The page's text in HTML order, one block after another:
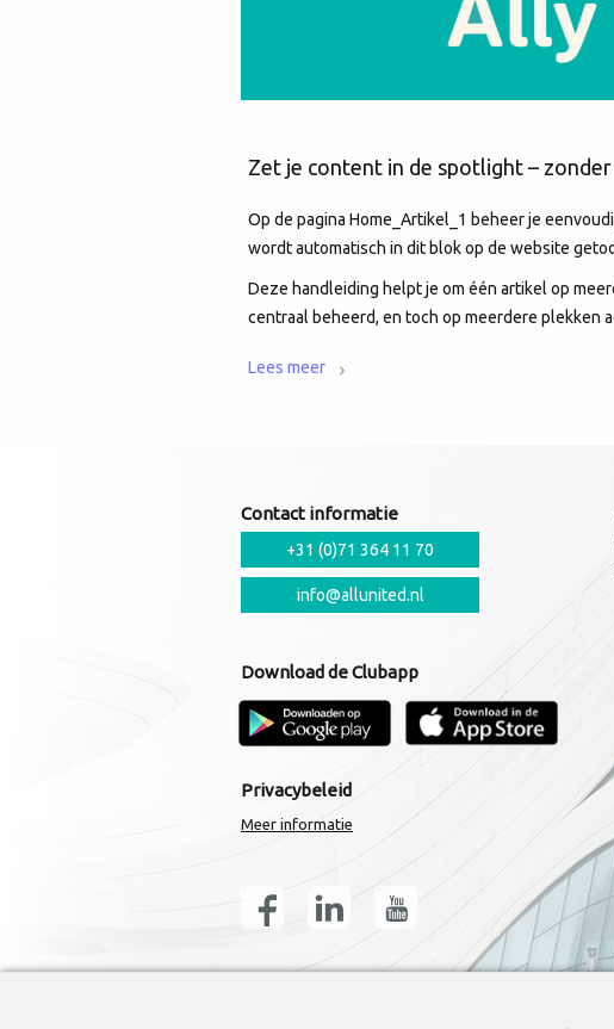
Zet je content in de spotlight –
Op de pagina Home_Artikel_1 beheer je
wordt automatisch in dit blok op de website
Deze handleiding helpt je om één artikel op
centraal beheerd, en toch op meerdere plekken
Lees meer
Contact informatie
+31 (0)71 364 11 70
info@allunited.nl
Download de Clubapp
Privacybeleid
Meer informatie